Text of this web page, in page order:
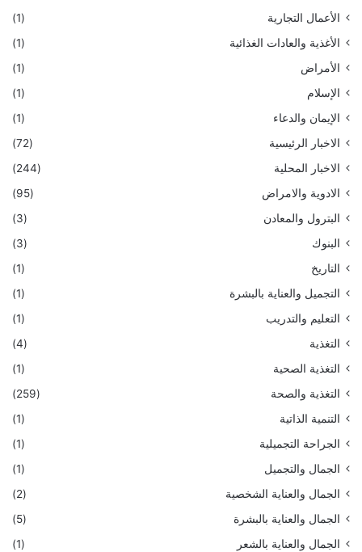
الأعمال التجارية
(1)
الأغذية والعادات الغذائية
(1)
الأمراض
(1)
الإسلام
(1)
الإيمان والدعاء
(1)
الاخبار الرئيسية
(72)
الاخبار المحلية
(244)
الادوية والامراض
(95)
البترول والمعادن
(3)
البنوك
(3)
التاريخ
(1)
التجميل والعناية بالبشرة
(1)
التعليم والتدريب
(1)
التغذية
(4)
التغذية الصحية
(1)
التغذية والصحة
(259)
التنمية الذاتية
(1)
الجراحة التجميلية
(1)
الجمال والتجميل
(1)
الجمال والعناية الشخصية
(2)
الجمال والعناية بالبشرة
(5)
الجمال والعناية بالشعر
(1)